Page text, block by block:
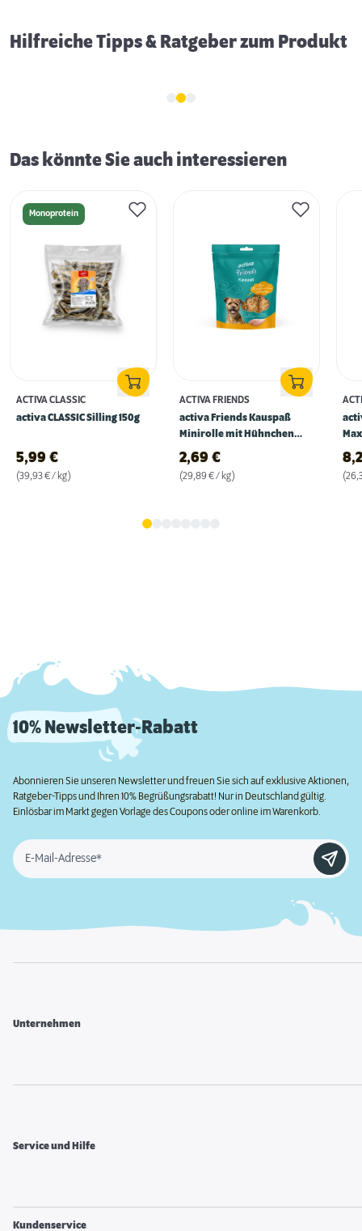
Hilfreiche Tipps & Ratgeber zum Produkt
Das könnte Sie auch interessieren
Monoprotein
ACTIVA CLASSIC
activa CLASSIC Silling 150g
5,99 €
(39,93 € / kg)
ACTIVA FRIENDS
activa Friends Kauspaß
Minirolle mit Hühnchen
90g
2,69 €
(29,89 € / kg)
315g
10% Newsletter-Rabatt
Abonnieren Sie unseren Newsletter und freuen Sie sich auf exklusive Aktionen,
Ratgeber-Tipps und Ihren 10% Begrüßungsrabatt! Nur in Deutschland gültig.
Einlösbar im Markt gegen Vorlage des Coupons oder online im Warenkorb.
E-Mail-Adresse*
Unternehmen
Service und Hilfe
Kundenservice